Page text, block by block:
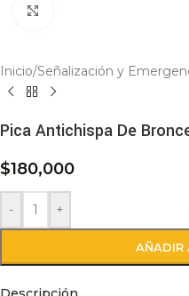
Inicio/Señalización y
Pica Antichispa De
$180,000
- +
AÑADIR